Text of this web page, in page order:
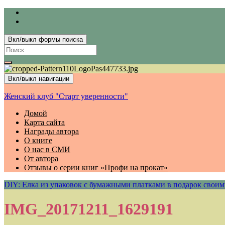
Вкл/выкл формы поиска
Search
for:
Вкл/выкл навигации
Женский клуб "Старт уверенности"
Домой
Карта сайта
Награды автора
О книге
О нас в СМИ
От автора
Отзывы о серии книг «Профи на прокат»
DIY: Елка из упаковок с бумажными платками в подарок
IMG_20171211_1629191